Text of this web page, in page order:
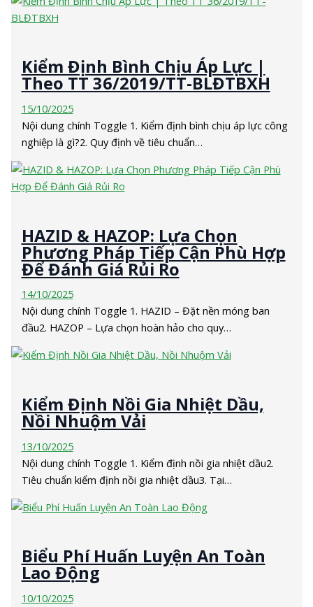
Kiểm Định Bình Chịu Áp Lực |
Theo TT 36/2019/TT-BLĐTBXH
15/10/2025
Nội dung chính Toggle 1. Kiểm định bình chịu áp lực công
nghiệp là gì?2. Quy định về tiêu chuẩn…
HAZID & HAZOP: Lựa Chọn
Phương Pháp Tiếp Cận Phù Hợp
Để Đánh Giá Rủi Ro
14/10/2025
Nội dung chính Toggle 1. HAZID – Đặt nền móng ban
đầu2. HAZOP – Lựa chọn hoàn hảo cho quy…
Kiểm Định Nồi Gia Nhiệt Dầu,
Nồi Nhuộm Vải
13/10/2025
Nội dung chính Toggle 1. Kiểm định nồi gia nhiệt dầu2.
Tiêu chuẩn kiểm định nồi gia nhiệt dầu3. Tại…
Biểu Phí Huấn Luyện An Toàn
Lao Động
10/10/2025